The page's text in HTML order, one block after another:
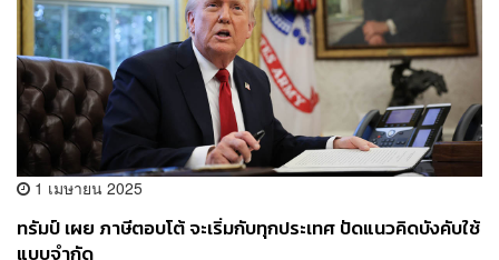
1 เมษายน 2025
ทรัมป์ เผย ภาษีตอบโต้ จะเริ่มกับทุกประเทศ ปัดแนวคิดบังคับใช้
แบบจำกัด